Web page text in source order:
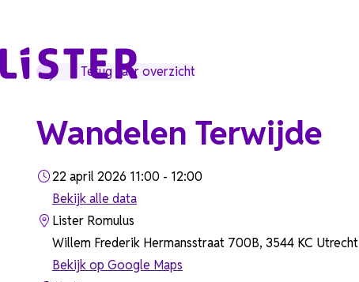
Terug naar overzicht
Wandelen Terwijde
22 april 2026 11:00 - 12:00
Bekijk alle data
Lister Romulus
Willem Frederik Hermansstraat 700B, 3544 KC Utrecht
Bekijk op Google Maps